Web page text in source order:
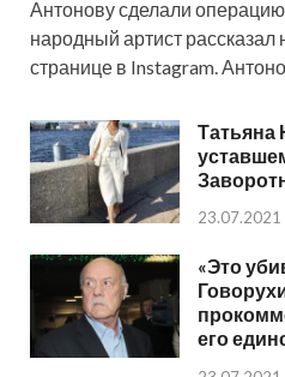
Антонову сделали
народный артист рассказал
странице в Instagram.
Татьяна
23.07.2021
«Это
его